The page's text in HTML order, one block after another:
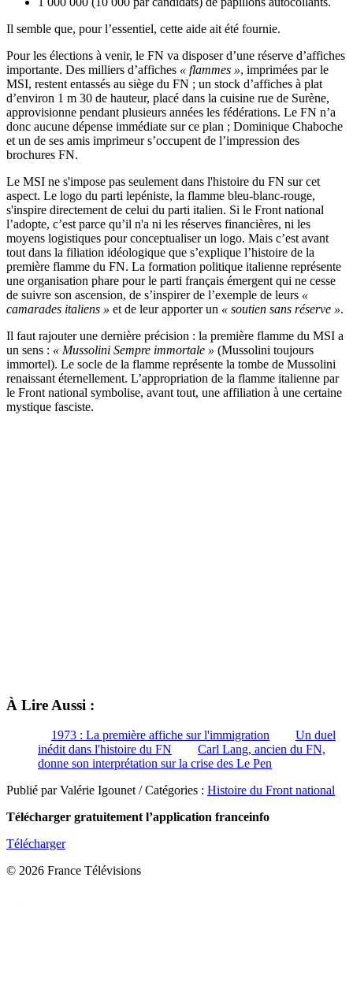
Il semble que, pour l’essentiel, cette aide ait été fournie.
Pour les élections à venir, le FN va disposer d’une réserve d’affiches
importante. Des milliers d’affiches « flammes », imprimées par le
MSI, restent entassés au siège du FN ; un stock d’affiches à plat
d’environ 1 m 30 de hauteur, placé dans la cuisine rue de Surène,
approvisionne pendant plusieurs années les fédérations. Le FN n’a
donc aucune dépense immédiate sur ce plan ; Dominique Chaboche
et un de ses amis imprimeur s’occupent de l’impression des
brochures FN.
Le MSI ne s'impose pas seulement dans l'histoire du FN sur cet
aspect. Le logo du parti lepéniste, la flamme bleu-blanc-rouge,
s'inspire directement de celui du parti italien. Si le Front national
l’adopte, c’est parce qu’il n'a ni les réserves financières, ni les
moyens logistiques pour conceptualiser un logo. Mais c’est avant
tout dans la filiation idéologique que s’explique l’histoire de la
première flamme du FN. La formation politique italienne représente
une organisation phare pour le parti français émergent qui ne cesse
de suivre son ascension, de s’inspirer de l’exemple de leurs «
camarades italiens » et de leur apporter un « soutien sans réserve ».
Il faut rajouter une dernière précision : la première flamme du MSI a
un sens : « Mussolini Sempre immortale » (Mussolini toujours
immortel). Le socle de la flamme représente la tombe de Mussolini
renaissant éternellement. L’appropriation de la flamme italienne par
le Front national symbolise, avant tout, une affiliation à une certaine
mystique fasciste.
À Lire Aussi :
1973 : La première affiche sur l'immigration
Un duel
inédit dans l'histoire du FN
Carl Lang, ancien du FN,
donne son interprétation sur la crise des Le Pen
Publié par Valérie Igounet / Catégories : Histoire du Front national
Télécharger gratuitement l’application franceinfo
Télécharger
© 2026 France Télévisions